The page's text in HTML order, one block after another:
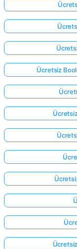
Ücretsiz
Ücretsiz